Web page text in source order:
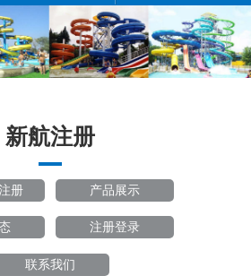
新航注册
册 产品展示
注册登录
联系我们